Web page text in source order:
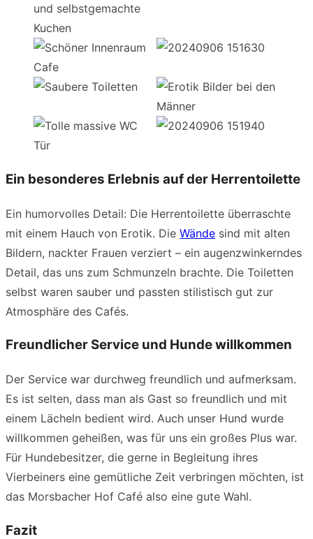
Ein besonderes Erlebnis auf der Herrentoilette
Ein humorvolles Detail: Die Herrentoilette überraschte
mit einem Hauch von Erotik. Die Wände sind mit alten
Bildern, nackter Frauen verziert – ein augenzwinkerndes
Detail, das uns zum Schmunzeln brachte. Die Toiletten
selbst waren sauber und passten stilistisch gut zur
Atmosphäre des Cafés.
Freundlicher Service und Hunde willkommen
Der Service war durchweg freundlich und aufmerksam.
Es ist selten, dass man als Gast so freundlich und mit
einem Lächeln bedient wird. Auch unser Hund wurde
willkommen geheißen, was für uns ein großes Plus war.
Für Hundebesitzer, die gerne in Begleitung ihres
Vierbeiners eine gemütliche Zeit verbringen möchten, ist
das Morsbacher Hof Café also eine gute Wahl.
Fazit